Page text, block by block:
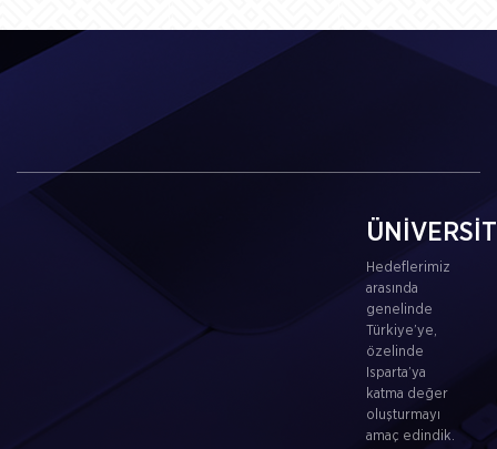
Hedeflerimiz
arasında
genelinde
Türkiye’ye,
özelinde
Isparta’ya
katma değer
oluşturmayı
amaç edindik.